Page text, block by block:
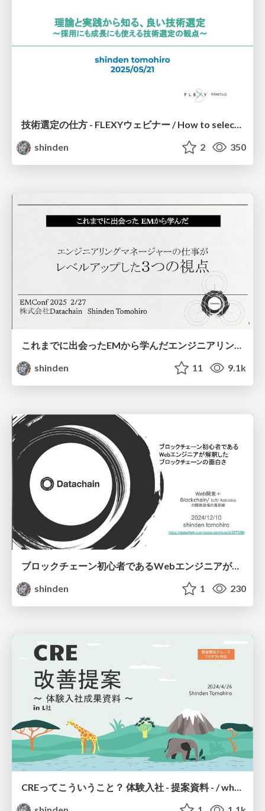
shinden
2 350
これまでに出会ったEMから学んだエンジニアリングマネージャーの仕事がレベルアップした３つの視点 - EMConf2025 / levelup my em work three perspectives- EMConf2025
shinden
11 9.1k
ブロックチェーン初心者であるWebエンジニアが解釈したブロックチェーンの面白さ / web-developer+alpha-blockchain
shinden
1 230
CREってこういうこと？ 体験入社 - 提案資料 - / what-is-cre-trial-employment